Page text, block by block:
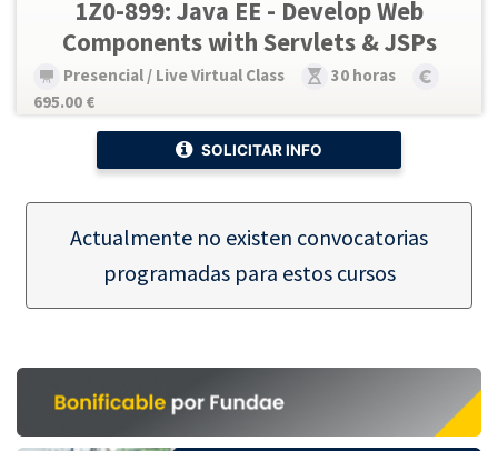
1Z0-899: Java EE - Develop Web
Components with Servlets & JSPs
Presencial / Live Virtual Class
30 horas
695.00 €
SOLICITAR INFO
Actualmente no existen convocatorias
programadas para estos cursos